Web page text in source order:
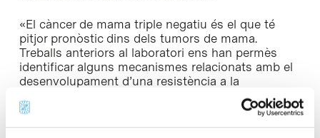
«El càncer de mama triple negatiu és el que té
pitjor pronòstic dins dels tumors de mama.
Treballs anteriors al laboratori ens han permès
identificar alguns mecanismes relacionats amb el
desenvolupament d’una resistència a la
quimioteràpia general i en això enfocarem aquest
projecte», explica el